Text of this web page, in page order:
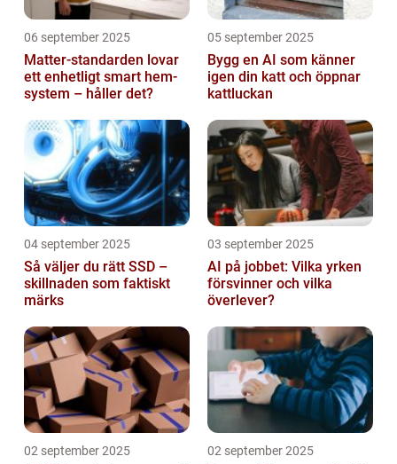
06 september 2025
Matter-standarden lovar
ett enhetligt smart hem-
system – håller det?
05 september 2025
Bygg en AI som känner
igen din katt och öppnar
kattluckan
04 september 2025
Så väljer du rätt SSD –
skillnaden som faktiskt
märks
03 september 2025
AI på jobbet: Vilka yrken
försvinner och vilka
överlever?
02 september 2025 02 september 2025